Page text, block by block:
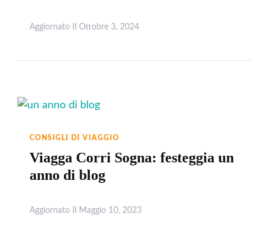
Aggiornato Il Ottobre 3, 2024
CONSIGLI DI VIAGGIO
Viagga Corri Sogna: festeggia un
anno di blog
Aggiornato Il Maggio 10, 2023